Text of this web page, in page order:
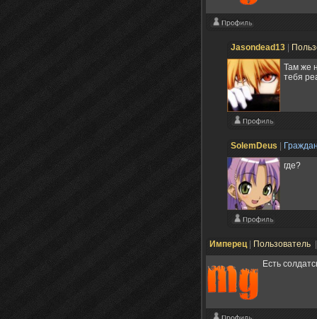
Jasondead13
Там же
тебя
SolemDeus
где?
Имперец| Пользователь
Есть